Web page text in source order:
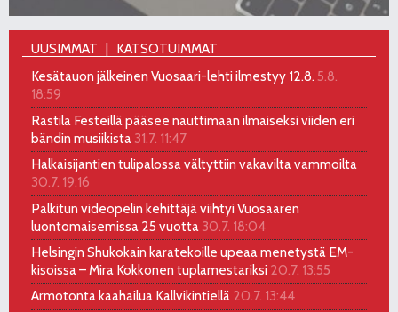
UUSIMMAT
KATSOTUIMMAT
Kesätauon jälkeinen Vuosaari-lehti ilmestyy 12.8. 5.8.
18:59
Rastila Festeillä pääsee nauttimaan ilmaiseksi viiden eri
bändin musiikista 31.7. 11:47
Halkaisijantien tulipalossa vältyttiin vakavilta vammoilta
30.7. 19:16
Palkitun videopelin kehittäjä viihtyi Vuosaaren
luontomaisemissa 25 vuotta 30.7. 18:04
Helsingin Shukokain karatekoille upeaa menetystä EM-
kisoissa – Mira Kokkonen tuplamestariksi 20.7. 13:55
Armotonta kaahailua Kallvikintiellä 20.7. 13:44